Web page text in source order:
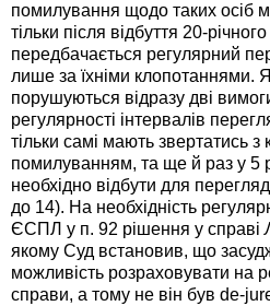
помилування щодо таких осіб
тільки після відбуття 20-
передбачається регулярний
лише за їхніми клопотаннями.
порушуються відразу дві
регулярності інтервалів
тільки самі мають звертатись
помилуванням, та ще й раз у 5
необхідно відбути для
до 14). На необхідність
ЄСПЛ у п. 92 рішення у справі
якому Суд встановив, що
можливість розраховувати на
справи, а тому не він був de-